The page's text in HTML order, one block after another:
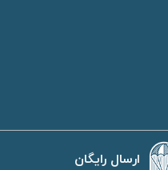
ارسال رایگان